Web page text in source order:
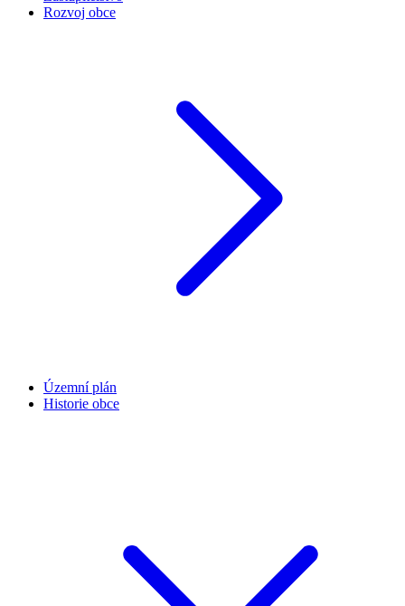
Rozvoj obce
Územní plán
Historie obce